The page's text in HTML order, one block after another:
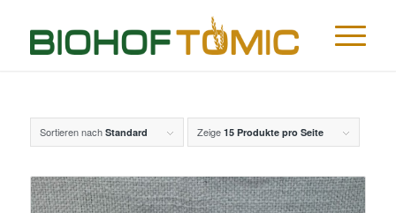
Sortieren nach Standard Zeige 15 Produkte pro Seite